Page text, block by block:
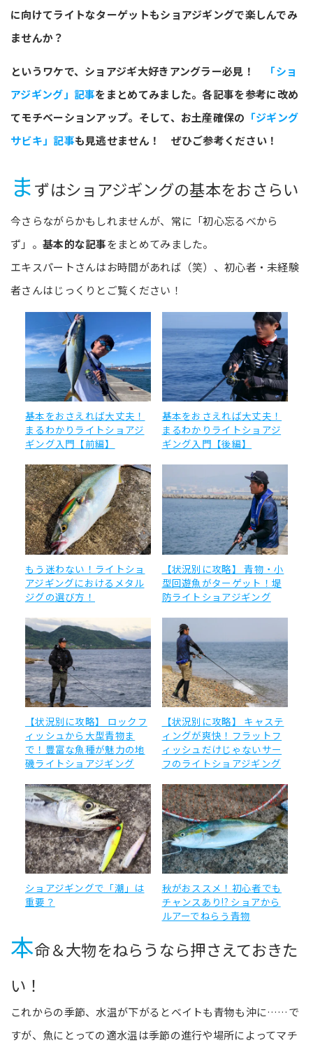
に向けてライトなターゲットもショアジギングで楽しんでみ
ませんか？
というワケで、ショアジギ大好きアングラー必見！
「ショ
アジギング」記事をまとめてみました。各記事を参考に改め
てモチベーションアップ。そして、お土産確保の 「ジギング
サビキ」記事も見逃せません！ ぜひご参考ください！
まずはショアジギングの基本をおさらい
今さらながらかもしれませんが、常に「初心忘るべから
ず」。 基本的な記事をまとめてみました。
エキスパートさんはお時間があれば（笑）、初心者・未経験
者さんはじっくりとご覧ください！
基本をおさえれば大丈夫！
まるわかりライトショアジ
ギング入門【前編】
基本をおさえれば大丈夫！
まるわかりライトショアジ
ギング入門【後編】
もう迷わない！ライトショ
アジギングにおけるメタル
ジグの選び方！
【状況別に攻略】 青物・小
型回遊魚がターゲット！堤
防ライトショアジギング
【状況別に攻略】 ロックフ
ィッシュから大型青物ま
で！豊富な魚種が魅力の地
磯ライトショアジギング
【状況別に攻略】 キャステ
ィングが爽快！フラットフ
ィッシュだけじゃないサー
フのライトショアジギング
ショアジギングで「潮」は
重要？
秋がおススメ！初心者でも
チャンスあり!? ショアから
ルアーでねらう青物
本命＆大物をねらうなら押さえておきた
い！
これからの季節、水温が下がるとベイトも青物も沖に……で
すが、魚にとっての適水温は季節の進行や場所によってマチ